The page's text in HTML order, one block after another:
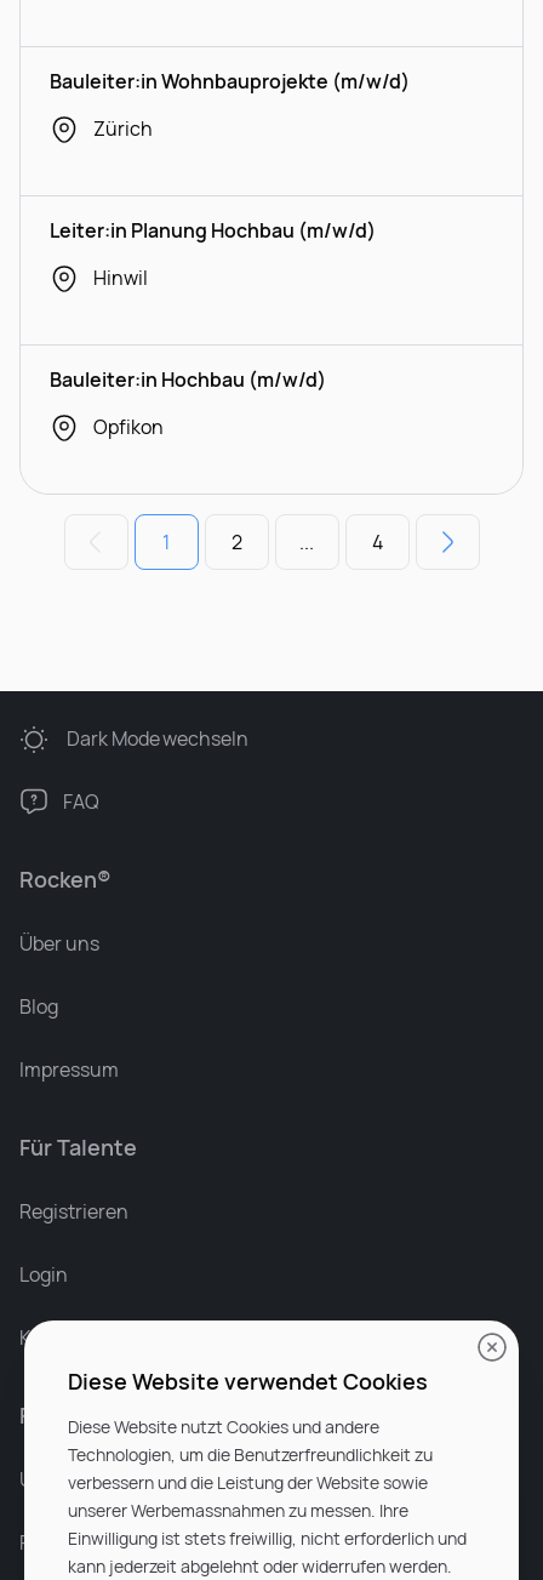
Bauleiter:in Wohnbauprojekte (m/w/d)
Zürich
Leiter:in Planung Hochbau (m/w/d)
Hinwil
Bauleiter:in Hochbau (m/w/d)
Opfikon
1 2 ... 4
Rocken®
Über uns
Blog
Impressum
Für Talente
Registrieren
Login
Karriere bei Rocken
Für Unternehmen
Unsere Dienstleistungen
Partnerunternehmen
Dark Modewechseln
FAQ
Diese Website verwendet Cookies
Diese Website nutzt Cookies und andere
Technologien, um die Benutzerfreundlichkeit zu
verbessern und die Leistung der Website sowie
unserer Werbemassnahmen zu messen. Ihre
Einwilligung ist stets freiwillig, nicht erforderlich und
kann jederzeit abgelehnt oder widerrufen werden.